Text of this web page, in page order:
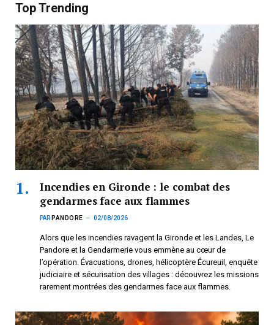
Top Trending
Incendies en Gironde : le combat des
gendarmes face aux flammes
PAR PANDORE 02/08/2026
Alors que les incendies ravagent la Gironde et les Landes, Le
Pandore et la Gendarmerie vous emmène au cœur de
l’opération. Évacuations, drones, hélicoptère Écureuil, enquête
judiciaire et sécurisation des villages : découvrez les missions
rarement montrées des gendarmes face aux flammes.